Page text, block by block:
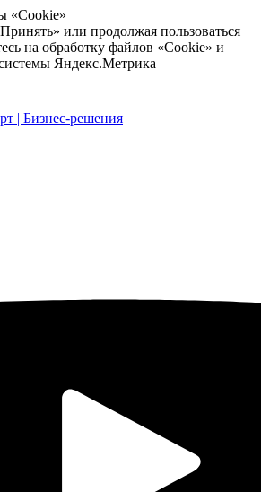
«Cookie»
или продолжая пользоваться
на обработку файлов «Cookie» и
Яндекс.Метрика
| Бизнес-решения